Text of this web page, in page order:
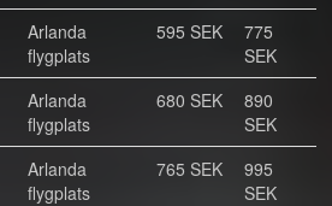
Arlanda
flygplats
595 SEK
775
SEK
Arlanda
flygplats
680 SEK
890
SEK
Arlanda
flygplats
765 SEK
995
SEK